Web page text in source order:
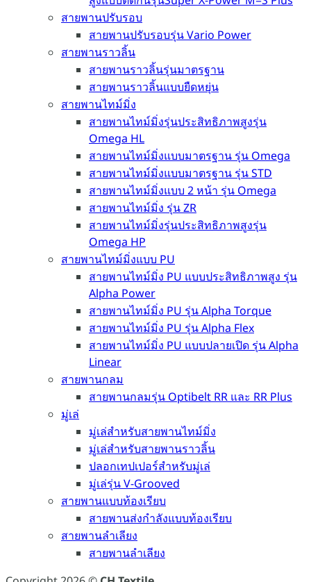
สายพานปรับรอบ
สายพานปรับรอบรุ่น Vario Power
สายพานราวลิ้น
สายพานราวลิ้นรุ่นมาตรฐาน
สายพานราวลิ้นแบบยืดหยุ่น
สายพานไทม์มิ่ง
สายพานไทม์มิ่งรุ่นประสิทธิภาพสูงรุ่น
Omega HL
สายพานไทม์มิ่งแบบมาตรฐาน รุ่น Omega
สายพานไทม์มิ่งแบบมาตรฐาน รุ่น STD
สายพานไทม์มิ่งแบบ 2 หน้า รุ่น Omega
สายพานไทม์มิ่ง รุ่น ZR
สายพานไทม์มิ่งรุ่นประสิทธิภาพสูงรุ่น
Omega HP
สายพานไทม์มิ่งแบบ PU
สายพานไทม์มิ่ง PU แบบประสิทธิภาพสูง รุ่น
Alpha Power
สายพานไทม์มิ่ง PU รุ่น Alpha Torque
สายพานไทม์มิ่ง PU รุ่น Alpha Flex
สายพานไทม์มิ่ง PU แบบปลายเปิด รุ่น Alpha
Linear
สายพานกลม
สายพานกลมรุ่น Optibelt RR และ RR Plus
มู่เล่
มู่เล่สำหรับสายพานไทม์มิ่ง
มู่เล่สำหรับสายพานราวลิ้น
ปลอกเทปเปอร์สำหรับมู่เล่
มู่เล่รุ่น V-Grooved
สายพานแบบท้องเรียบ
สายพานส่งกำลังแบบท้องเรียบ
สายพานลำเลียง
สายพานลำเลียง